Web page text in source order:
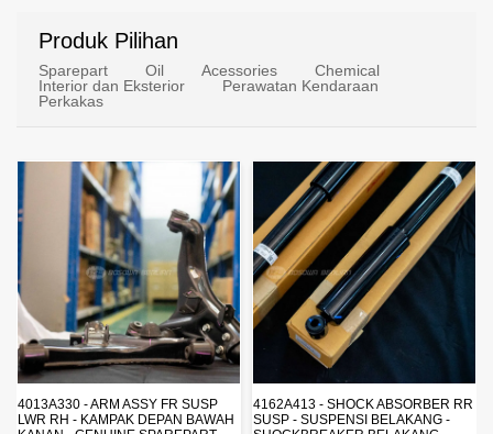
Produk Pilihan
Sparepart Oil Acessories
Chemical
Interior dan Eksterior
Perawatan Kendaraan
Perkakas
4013A330 - ARM ASSY FR SUSP
LWR RH - KAMPAK DEPAN BAWAH
4162A413 - SHOCK ABSORBER RR
SUSP - SUSPENSI BELAKANG -